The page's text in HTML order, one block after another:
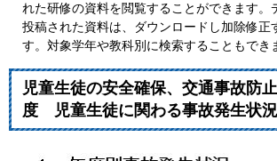
れた研修の資料を閲覧することができます。
投稿された資料は、ダウンロードし加除修正
す。対象学年や教科別に検索することもでき
児童生徒の安全確保、交通事故防
度 児童生徒に関わる事故発生状